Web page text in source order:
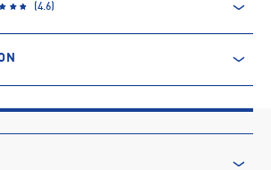
(4.6)
145063
BLUE